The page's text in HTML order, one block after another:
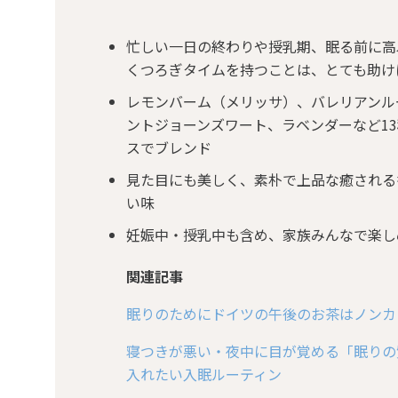
忙しい一日の終わりや授乳期、眠る前に
くつろぎタイムを持つことは、とても助
レモンバーム（メリッサ）、バレリアン
ントジョーンズワート、ラベンダーなど
スでブレンド
見た目にも美しく、素朴で上品な癒され
い味
妊娠中・授乳中も含め、家族みんなで楽
関連記事
眠りのためにドイツの午後のお茶はノン
寝つきが悪い・夜中に目が覚める「眠り
入れたい入眠ルーティン